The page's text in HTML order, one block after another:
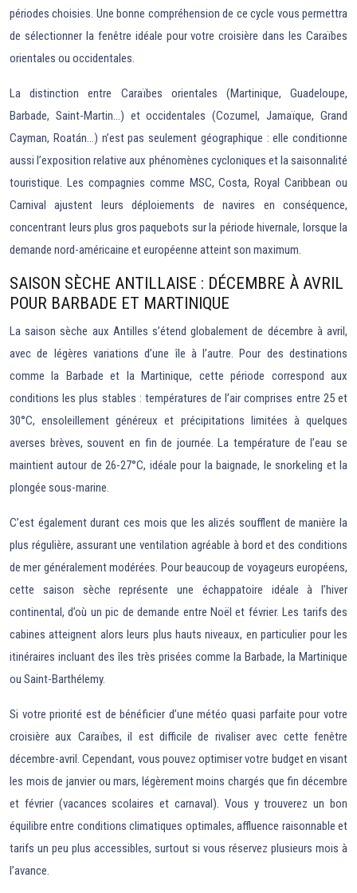
périodes choisies. Une bonne compréhension de ce cycle vous permettra
de sélectionner la fenêtre idéale pour votre croisière dans les Caraïbes
orientales ou occidentales.
La distinction entre Caraïbes orientales (Martinique, Guadeloupe,
Barbade, Saint-Martin…) et occidentales (Cozumel, Jamaïque, Grand
Cayman, Roatán…) n’est pas seulement géographique : elle conditionne
aussi l’exposition relative aux phénomènes cycloniques et la saisonnalité
touristique. Les compagnies comme MSC, Costa, Royal Caribbean ou
Carnival ajustent leurs déploiements de navires en conséquence,
concentrant leurs plus gros paquebots sur la période hivernale, lorsque la
demande nord-américaine et européenne atteint son maximum.
SAISON SÈCHE ANTILLAISE : DÉCEMBRE À AVRIL
POUR BARBADE ET MARTINIQUE
La saison sèche aux Antilles s’étend globalement de décembre à avril,
avec de légères variations d’une île à l’autre. Pour des destinations
comme la Barbade et la Martinique, cette période correspond aux
conditions les plus stables : températures de l’air comprises entre 25 et
30°C, ensoleillement généreux et précipitations limitées à quelques
averses brèves, souvent en fin de journée. La température de l’eau se
maintient autour de 26-27°C, idéale pour la baignade, le snorkeling et la
plongée sous-marine.
C’est également durant ces mois que les alizés soufflent de manière la
plus régulière, assurant une ventilation agréable à bord et des conditions
de mer généralement modérées. Pour beaucoup de voyageurs européens,
cette saison sèche représente une échappatoire idéale à l’hiver
continental, d’où un pic de demande entre Noël et février. Les tarifs des
cabines atteignent alors leurs plus hauts niveaux, en particulier pour les
itinéraires incluant des îles très prisées comme la Barbade, la Martinique
ou Saint-Barthélemy.
Si votre priorité est de bénéficier d’une météo quasi parfaite pour votre
croisière aux Caraïbes, il est difficile de rivaliser avec cette fenêtre
décembre-avril. Cependant, vous pouvez optimiser votre budget en visant
les mois de janvier ou mars, légèrement moins chargés que fin décembre
et février (vacances scolaires et carnaval). Vous y trouverez un bon
équilibre entre conditions climatiques optimales, affluence raisonnable et
tarifs un peu plus accessibles, surtout si vous réservez plusieurs mois à
l’avance.